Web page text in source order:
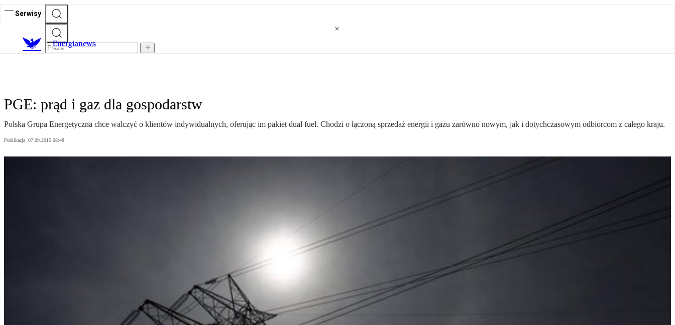
Serwisy
Energianews
PGE: prąd i gaz dla gospodarstw
Polska Grupa Energetyczna chce walczyć o klientów indywidualnych, oferując im pakiet dual fuel. Chodzi o łączoną sprzedaż energii i gazu zarówno nowym, jak i dotychczasowym odbiorcom z całego kraju.
Publikacja: 07.09.2015 08:48